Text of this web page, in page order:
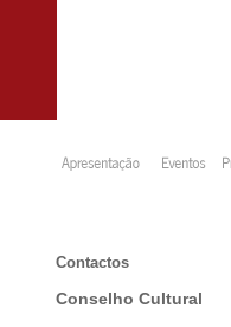
Contactos
Conselho Cultural